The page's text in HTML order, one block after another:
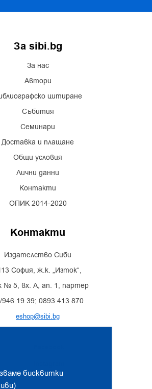
бисквитки
За sibi.bg
За нас
Автори
цитиране
Събития
Семинари
Доставка и плащане
Общи условия
Лични данни
Контакти
ОПИК 2014-2020
Контакти
Издателство Сиби
София, ж.к. „Изток“,
№ 5, вх. А, ап. 1, партер
946 19 39; 0893 413 870
eshop@sibi.bg